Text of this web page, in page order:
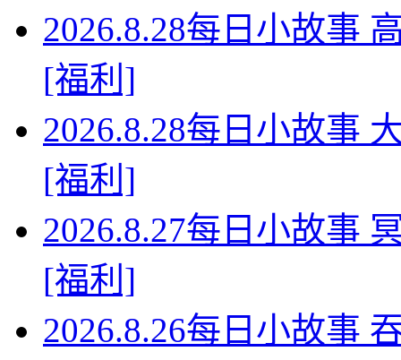
2026.8.28每日小故事
[福利]
2026.8.28每日小故事
[福利]
2026.8.27每日小故事
[福利]
2026.8.26每日小故事